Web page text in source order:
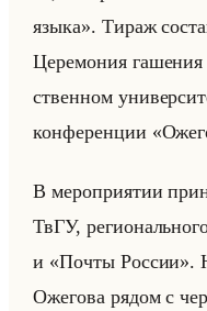
языка». Тираж
Це­ре­мо­ния
ствен­ном
кон­фе­рен­ции
В ме­ро­при­ятии
ТвГУ,
и «Почты России».
Оже­го­ва рядом с